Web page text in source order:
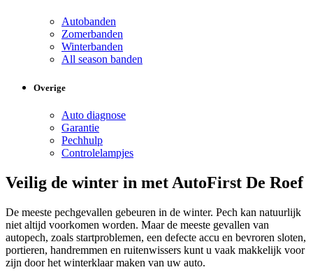
Autobanden
Zomerbanden
Winterbanden
All season banden
Overige
Auto diagnose
Garantie
Pechhulp
Controlelampjes
Veilig de winter in met AutoFirst De Roef
De meeste pechgevallen gebeuren in de winter. Pech kan natuurlijk
niet altijd voorkomen worden. Maar de meeste gevallen van
autopech, zoals startproblemen, een defecte accu en bevroren sloten,
portieren, handremmen en ruitenwissers kunt u vaak makkelijk voor
zijn door het winterklaar maken van uw auto.